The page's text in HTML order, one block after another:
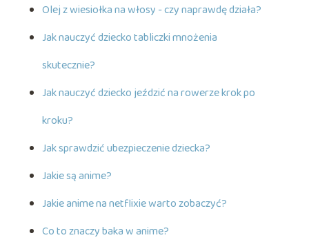
Olej z wiesiołka na włosy - czy naprawdę działa?
Jak nauczyć dziecko tabliczki mnożenia
skutecznie?
Jak nauczyć dziecko jeździć na rowerze krok po
kroku?
Jak sprawdzić ubezpieczenie dziecka?
Jakie są anime?
Jakie anime na netflixie warto zobaczyć?
Co to znaczy baka w anime?